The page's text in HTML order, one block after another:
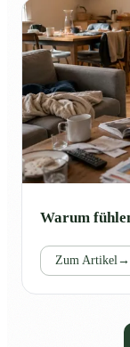
Warum
Zum Artikel →